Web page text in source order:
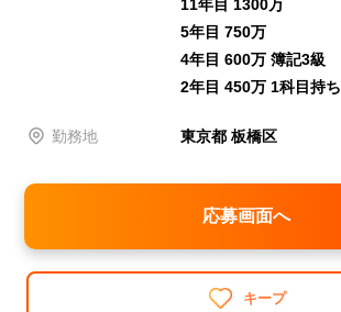
11年目 1300万
5年目 750万
4年目 600万 簿記3級
2年目 450万 1科目持ち
勤務地 東京都 板橋区
応募画面へ
キープ